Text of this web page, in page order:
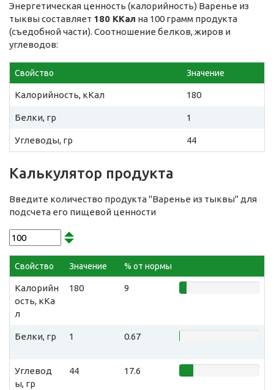
Энергетическая ценность (калорийность) Варенье из
тыквы составляет 180 ККал на 100 грамм продукта
(съедобной части). Соотношение белков, жиров и
углеводов:
Свойство Значение
Калорийность, кКал 180
Белки, гр 1
Углеводы, гр 44
Калькулятор продукта
Введите количество продукта "Варенье из тыквы" для
подсчета его пищевой ценности
Свойство Значение % от нормы
Калорийн
ость, кКа
л
180 9
Белки, гр 1 0.67
Углевод
ы, гр
44 17.6